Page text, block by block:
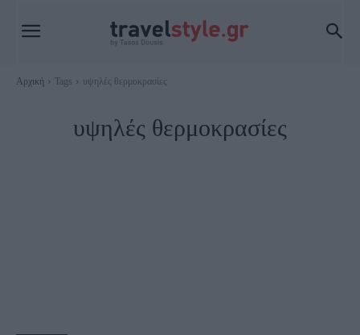
Αρχική Tags υψηλές θερμοκρασίες
υψηλές θερμοκρασίες